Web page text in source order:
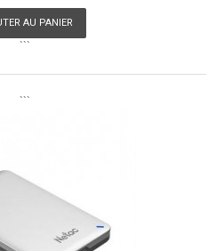
AU PANIER
```
```